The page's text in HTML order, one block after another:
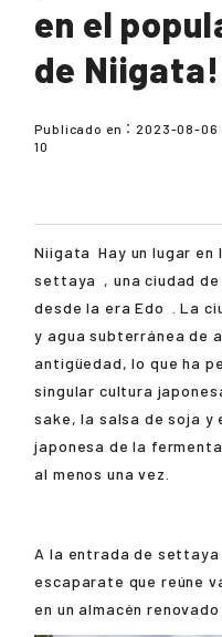
en el
de Niigata!
Publicado en： 2023-08-06
10
Niigata Hay un lugar
settaya , una ciudad
desde la eraEdo
. La
y agua subterránea de
antigüedad, lo que ha
singular cultura
sake, la salsa de soja y
japonesa de la
al menos una vez.
A la entrada de settaya
escaparate que reúne
en un almacén